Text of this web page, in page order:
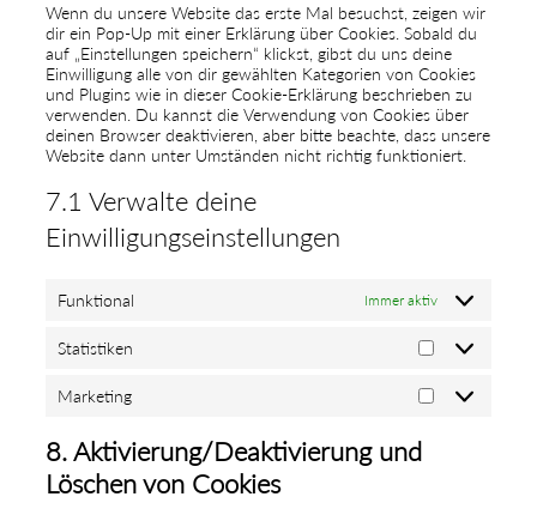
Wenn du unsere Website das erste Mal besuchst, zeigen wir
dir ein Pop-Up mit einer Erklärung über Cookies. Sobald du
auf „Einstellungen speichern“ klickst, gibst du uns deine
Einwilligung alle von dir gewählten Kategorien von Cookies
und Plugins wie in dieser Cookie-Erklärung beschrieben zu
verwenden. Du kannst die Verwendung von Cookies über
deinen Browser deaktivieren, aber bitte beachte, dass unsere
Website dann unter Umständen nicht richtig funktioniert.
7.1 Verwalte deine
Einwilligungseinstellungen
Funktional Immer aktiv
Statistiken
Marketing
8. Aktivierung/Deaktivierung und
Löschen von Cookies